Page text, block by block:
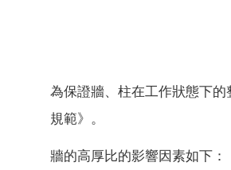
為保證牆、柱在工作狀態下
規範》。
牆的高厚比的影響因素如下：